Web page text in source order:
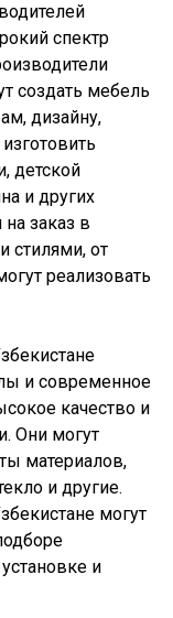
спектр
создать мебель
дизайну,
детской
и других
заказ в
стилями, от
реализовать
и современное
качество и
Они могут
материалов,
и другие.
могут
и